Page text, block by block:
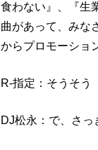
食わない』、『生
曲があって、みな
からプロモーショ
R-指定：そうそう
DJ松永：で、さっ